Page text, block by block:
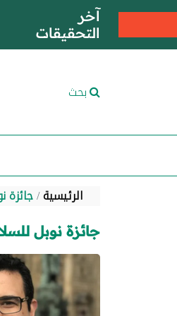
آخر
التحقيقات
بحث
الرئيسية جائزة
جائزة نوبل